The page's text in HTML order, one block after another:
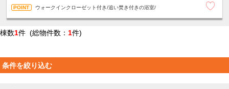
ウォークインクローゼット付き/追い焚き付きの浴室/
棟数1件 (総物件数： 1件)
条件を絞り込む